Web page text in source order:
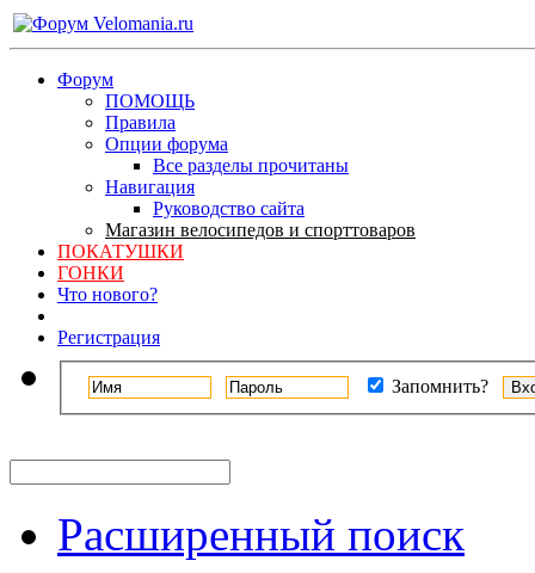
Форум
ПОМОЩЬ
Правила
Опции форума
Все разделы прочитаны
Навигация
Руководство сайта
Магазин велосипедов и спорттоваров
ПОКАТУШКИ
ГОНКИ
Что нового?
Регистрация
Запомнить?
Расширенный поиск